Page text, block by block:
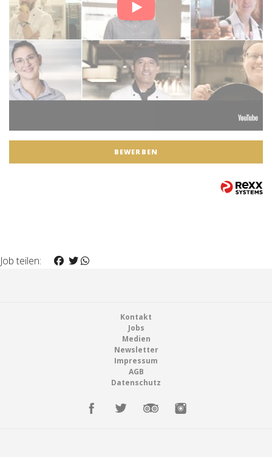
BEWERBEN
Job teilen:
Kontakt
Jobs
Medien
Newsletter
Impressum
AGB
Datenschutz